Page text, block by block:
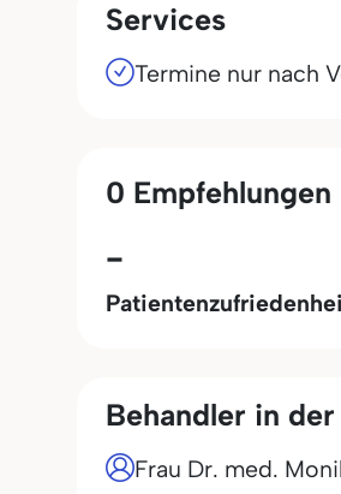
Services
Termine nur nach
0 Empfehlungen
-
Behandler in
Frau Dr. med.